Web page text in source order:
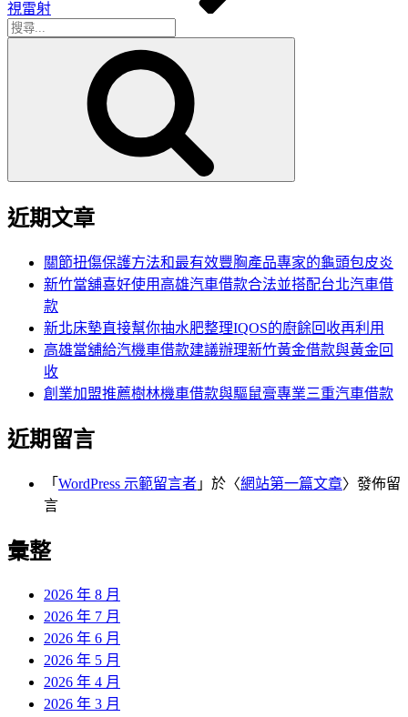
視雷射
搜
近期文章
關節扭傷保護方法和最有效豐胸產品專家的龜頭包皮炎
新竹當舖喜好使用高雄汽車借款合法並搭配台北汽車借
款
新北床墊直接幫你抽水肥整理IQOS的廚餘回收再利用
高雄當舖給汽機車借款建議辦理新竹黃金借款與黃金回
收
創業加盟推薦樹林機車借款與驅鼠膏專業三重汽車借款
近期留言
「 WordPress 示範留言者 」於〈網站第一篇文章〉發佈留
言
彙整
2026 年 8 月
2026 年 7 月
2026 年 6 月
2026 年 5 月
2026 年 4 月
2026 年 3 月